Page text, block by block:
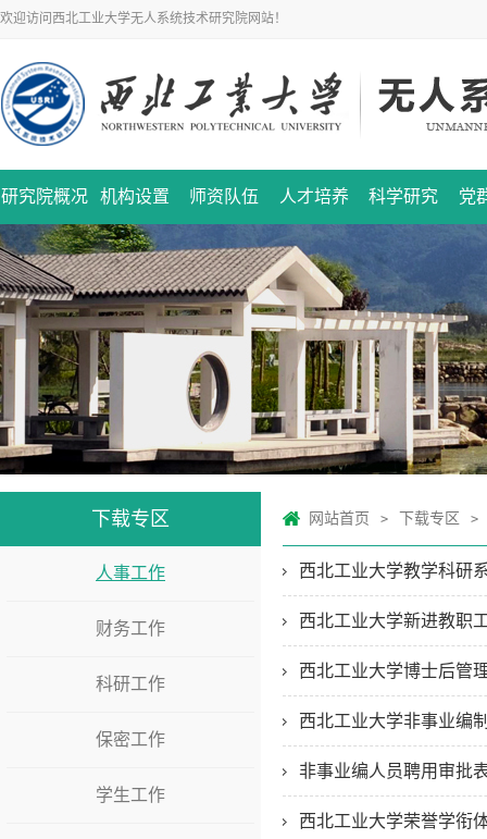
欢迎访问西北工业大学无人系统技术研究院网站！
研究院概况 机构设置 师资队伍 人才培养 科学研究 党
下载专区
人事工作
财务工作
科研工作
保密工作
学生工作
网站首页 > 下载专区 >
西北工业大学教学科研
西北工业大学新进教职
西北工业大学博士后管
西北工业大学非事业编
非事业编人员聘用审批
西北工业大学荣誉学衔